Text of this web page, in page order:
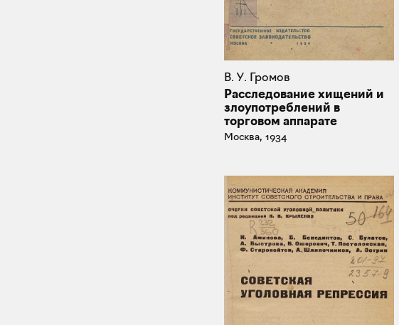
В. У. Громов
Расследование хищений и
злоупотреблений в
торговом аппарате
Москва, 1934